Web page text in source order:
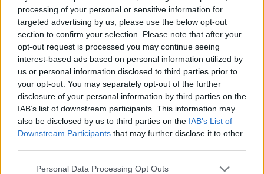
processing of your personal or sensitive information for
targeted advertising by us, please use the below opt-out
section to confirm your selection. Please note that after your
opt-out request is processed you may continue seeing
interest-based ads based on personal information utilized by
us or personal information disclosed to third parties prior to
your opt-out. You may separately opt-out of the further
disclosure of your personal information by third parties on the
IAB’s list of downstream participants. This information may
also be disclosed by us to third parties on the IAB’s List of
Downstream Participants that may further disclose it to other
Please note that this website/app uses one or more Google
Personal Data Processing Opt Outs
atomerőművek leszerelésénél
Magyar László Energiaklub• 2016. március 21.
A nukleáris energiatermelés végköltségeit illetően
két alapvető törvényszerűséget figyelhetünk meg: az
atomerőművek leszerelése sokkal többe kerül , mint
amire valaha is számítanánk, bármennyi pénzt
teszünk is félre, az végül nem lesz elég.